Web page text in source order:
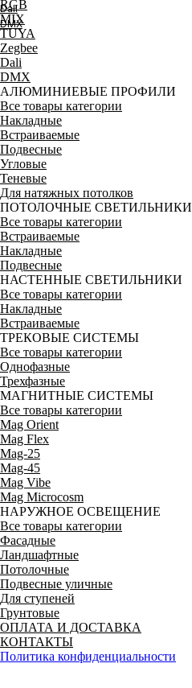
Dali
DMX
RGB
MIX
TUYA
Zegbee
Dali
DMX
АЛЮМИНИЕВЫЕ ПРОФИЛИ
Все товары категории
Накладные
Встраиваемые
Подвесные
Угловые
Теневые
Для натяжных потолков
ПОТОЛОЧНЫЕ СВЕТИЛЬНИКИ
Все товары категории
Встраиваемые
Накладные
Подвесные
НАСТЕННЫЕ СВЕТИЛЬНИКИ
Все товары категории
Накладные
Встраиваемые
ТРЕКОВЫЕ СИСТЕМЫ
Все товары категории
Однофазные
Трехфазные
МАГНИТНЫЕ СИСТЕМЫ
Все товары категории
Mag Orient
Mag Flex
Mag-25
Mag-45
Mag Vibe
Mag Microcosm
НАРУЖНОЕ ОСВЕЩЕНИЕ
Все товары категории
Фасадные
Ландшафтные
Потолочные
Подвесные уличные
Для ступеней
Грунтовые
ОПЛАТА И ДОСТАВКА
КОНТАКТЫ
Политика конфиденциальности